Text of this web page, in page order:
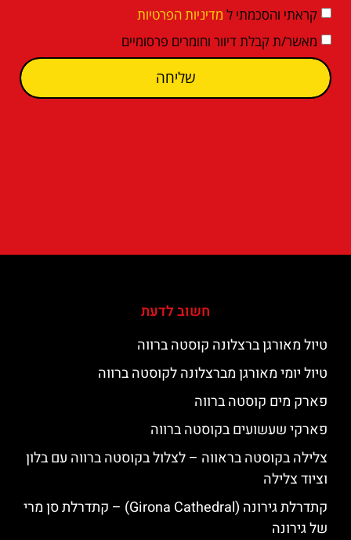
קראתי והסכמתי ל מדיניות הפרטיות
מאשר/ת קבלת דיוור וחומרים פרסומיים
שליחה
חשוב לדעת
טיול מאורגן ברצלונה קוסטה ברווה
טיול יומי מאורגן מברצלונה לקוסטה ברווה
פארק מים קוסטה ברווה
פארקי שעשועים בקוסטה ברווה
צלילה בקוסטה בראווה – לצלול בקוסטה ברווה עם בלון
וציוד צלילה
קתדרלת גירונה (Girona Cathedral) – קתדרלת סן מרי
של גירונה